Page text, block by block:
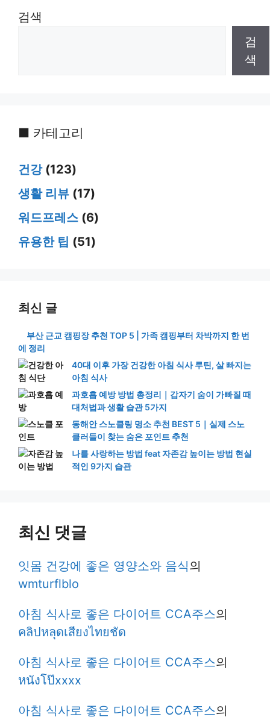
검색
검
색
■ 카테고리
건강(123)
생활 리뷰 (17)
워드프레스 (6)
유용한 팁 (51)
최신 글
부산 근교 캠핑장 추천 TOP 5 | 가족 캠핑부터 차박까지 한 번
에 정리
40대 이후 가장 건강한 아침 식사 루틴, 살 빠지는
아침 식사
과호흡 예방 방법 총정리｜갑자기 숨이 가빠질 때
대처법과 생활 습관 5가지
동해안 스노클링 명소 추천 BEST 5｜실제 스노
클러들이 찾는 숨은 포인트 추천
나를 사랑하는 방법 feat 자존감 높이는 방법 현실
적인 9가지 습관
최신 댓글
잇몸 건강에 좋은 영양소와 음식의
wmturflblo
아침 식사로 좋은 다이어트 CCA주스의
คลิปหลุดเสียงไทยชัด
아침 식사로 좋은 다이어트 CCA주스의
หนังโป๊xxxx
아침 식사로 좋은 다이어트 CCA주스의